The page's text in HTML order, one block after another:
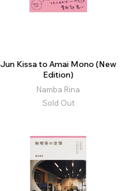
Jun Kissa to Amai Mono (New
Edition)
Namba Rina
Sold Out